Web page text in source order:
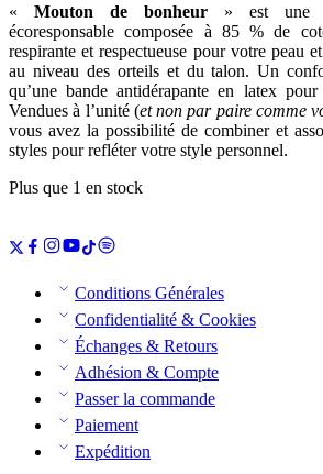
« Mouton de bonheur » est une
écoresponsable composée à 85 % de
respirante et respectueuse pour votre peau
au niveau des orteils et du talon. Un
qu’une bande antidérapante en latex
Vendues à l’unité (et non par paire comme
vous avez la possibilité de combiner et
styles pour refléter votre style personnel.
Plus que 1 en stock
Conditions Générales
Confidentialité & Cookies
Échanges & Retours
Adhésion & Compte
Passer la commande
Paiement
Expédition